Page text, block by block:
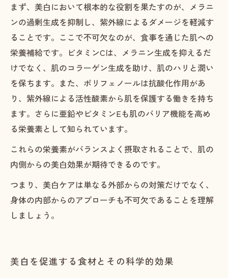
まず、美白において根本的な役割を果たすのが、メラニ
ンの過剰生成を抑制し、紫外線によるダメージを軽減す
ることです。ここで不可欠なのが、食事を通じた肌への
栄養補給です。ビタミンCは、メラニン生成を抑えるだ
けでなく、肌のコラーゲン生成を助け、肌のハリと潤い
を保ちます。また、ポリフェノールは抗酸化作用があ
り、紫外線による活性酸素から肌を保護する働きを持ち
ます。さらに亜鉛やビタミンEも肌のバリア機能を高め
る栄養素として知られています。
これらの栄養素がバランスよく摂取されることで、肌の
内側からの美白効果が期待できるのです。
つまり、美白ケアは単なる外部からの対策だけでなく、
身体の内部からのアプローチも不可欠であることを理解
しましょう。
美白を促進する食材とその科学的効果